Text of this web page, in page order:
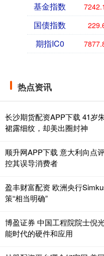
基金指数
国债指数
期指IC0
热点资讯
长沙期货配资APP下载 41岁
裙露细纹，却美出圈封神
顺升网APP下载 意大利向点
控其误导消费者
盈丰财富配资 欧洲央行
策“相当明确”
博盈证券 中国工程院院士倪
能时代的硬件和应用